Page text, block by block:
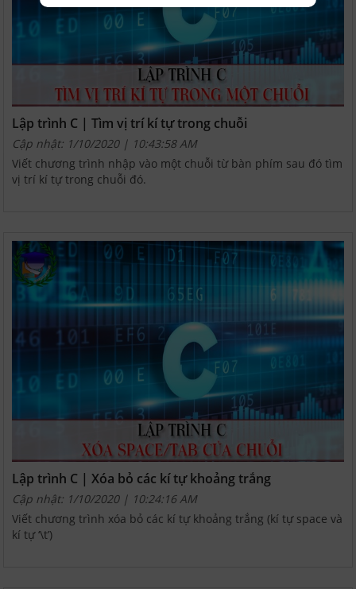
Lập trình C | Tìm vị trí kí tự trong chuỗi
Cập nhật: 1/10/2020 | 10:43:58 AM
Viết chương trình nhập vào một chuỗi từ bàn phím sau đó tìm
vị trí kí tự trong chuỗi đó.
Lập trình C | Xóa bỏ các kí tự khoảng trắng
Cập nhật: 1/10/2020 | 10:24:16 AM
Viết chương trình xóa bỏ các kí tự khoảng trắng (kí tự space và
kí tự ‘\t’)